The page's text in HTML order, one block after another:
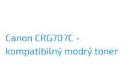
Canon CRG707C -
kompatibilný modrý toner